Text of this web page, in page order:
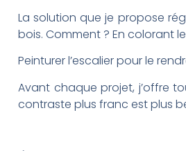
La solution que je propose
bois. Comment ? En colorant
Peinturer l’escalier pour le
Avant chaque projet, j’offre
contraste plus franc est plus